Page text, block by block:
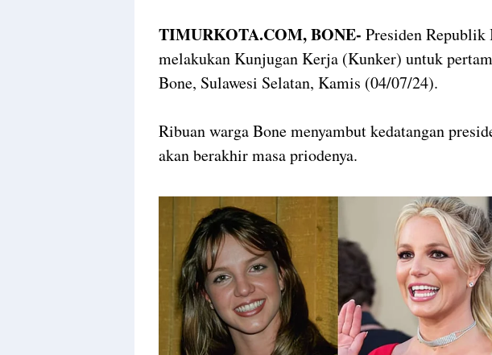
TIMURKOTA.COM, BONE- Presiden
melakukan Kunjugan Kerja (Kunker) untuk
Bone, Sulawesi Selatan, Kamis (04/07/24).
Ribuan warga Bone menyambut kedatangan
akan berakhir masa priodenya.